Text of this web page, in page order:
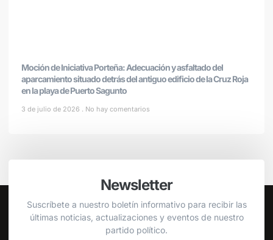
Moción de Iniciativa Porteña: Adecuación y asfaltado del
aparcamiento situado detrás del antiguo edificio de la Cruz Roja
en la playa de Puerto Sagunto
3 de julio de 2026 No hay comentarios
Newsletter
Suscríbete a nuestro boletín informativo para recibir las
últimas noticias, actualizaciones y eventos de nuestro
partido político.